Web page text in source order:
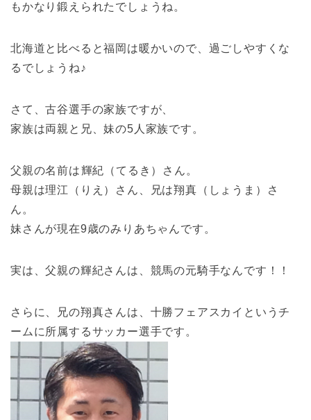
もかなり鍛えられたでしょうね。
北海道と比べると福岡は暖かいので、過ごしやすくな
るでしょうね♪
さて、古谷選手の家族ですが、
家族は両親と兄、妹の5人家族です。
父親の名前は輝紀（てるき）さん。
母親は理江（りえ）さん、兄は翔真（しょうま）さ
ん。
妹さんが現在9歳のみりあちゃんです。
実は、父親の輝紀さんは、競馬の元騎手なんです！！
さらに、兄の翔真さんは、十勝フェアスカイというチ
ームに所属するサッカー選手です。